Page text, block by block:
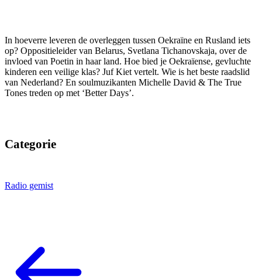
In hoeverre leveren de overleggen tussen Oekraïne en Rusland iets
op? Oppositieleider van Belarus, Svetlana Tichanovskaja, over de
invloed van Poetin in haar land. Hoe bied je Oekraïense, gevluchte
kinderen een veilige klas? Juf Kiet vertelt. Wie is het beste raadslid
van Nederland? En soulmuzikanten Michelle David & The True
Tones treden op met ‘Better Days’.
Categorie
Radio gemist